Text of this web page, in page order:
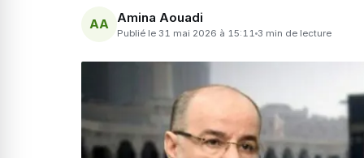
AA Amina Aouadi
Publié le 31 mai 2026 à 15:11 3 min de lecture